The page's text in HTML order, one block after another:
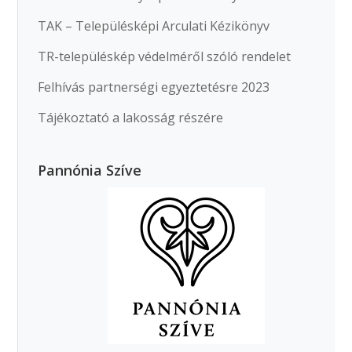
TAK – Településképi Arculati Kézikönyv
TR-településkép védelméről szóló rendelet
Felhívás partnerségi egyeztetésre 2023
Tájékoztató a lakosság részére
Pannónia Szíve